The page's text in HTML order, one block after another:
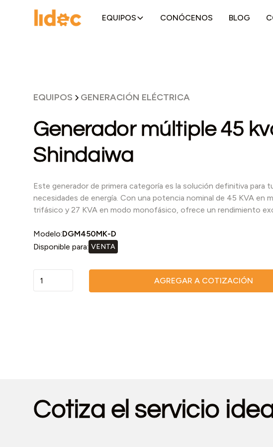
EQUIPOS CONÓCENOS BLOG
EQUIPOS GENERACIÓN ELÉCTRICA
Generador múltiple 45
Shindaiwa
Este generador de primera categoría es la solución definitiva para
necesidades de energía. Con una potencia nominal de 45 KVA en
trifásico y 27 KVA en modo monofásico, ofrece un rendimiento
Modelo:DGM450MK-D
Disponible para: VENTA
AGREGAR A COTIZACIÓN
Cotiza el servicio